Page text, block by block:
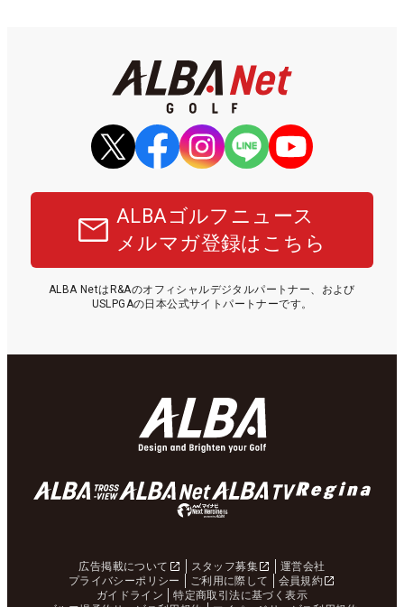
ALBAゴルフニュース
メルマガ登録はこちら
ALBA NetはR&Aのオフィシャルデジタルパートナー、および
USLPGAの日本公式サイトパートナーです。
広告掲載について スタッフ募集
運営会社
プライバシーポリシー
ご利用に際して
会員規約
ガイドライン
特定商取引法に基づく表示